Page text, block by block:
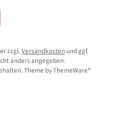
zzgl. Versandkostenund ggf.
anders angegeben.
Theme byThemeWare®